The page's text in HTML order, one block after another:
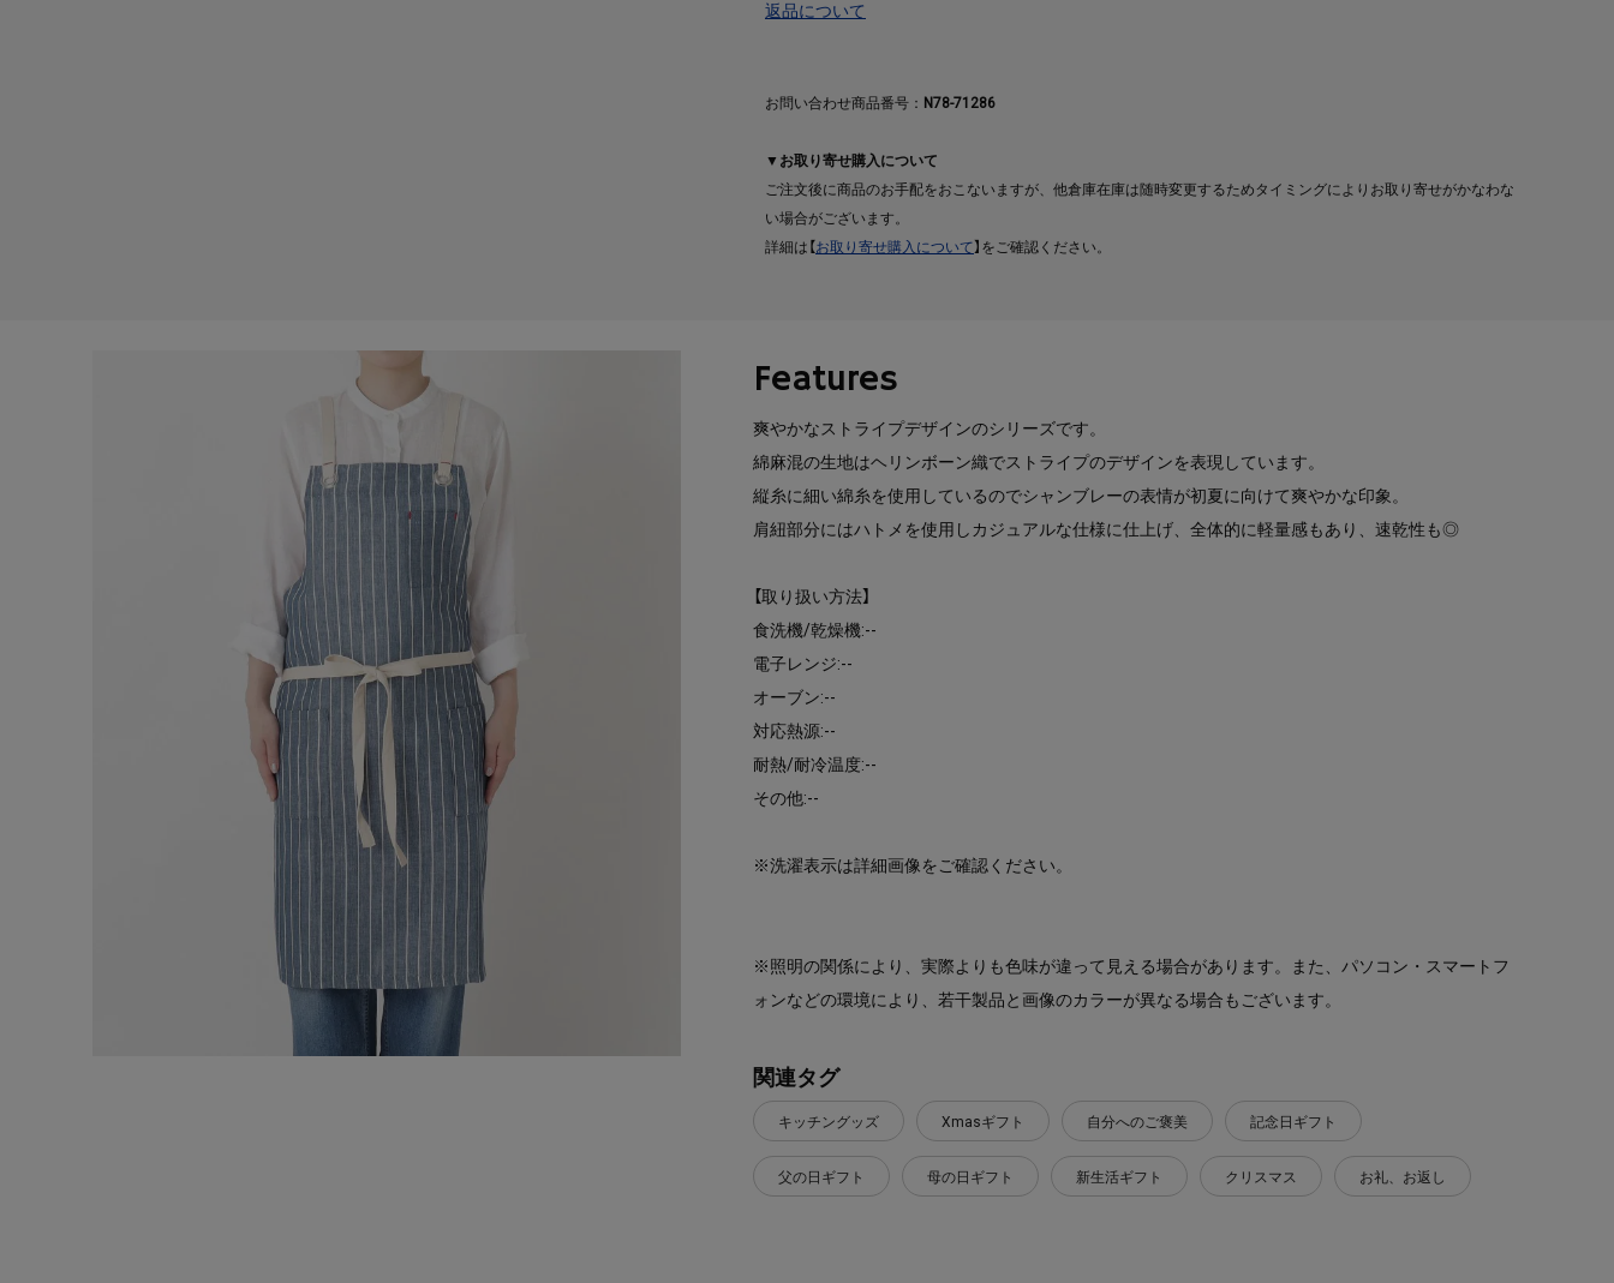
返品について
お問い合わせ商品番号： N78-71286
▼お取り寄せ購入について
ご注文後に商品のお手配をおこないますが、他倉庫在庫は随時変更するためタイミングによりお取り寄せがかなわな
い場合がございます。
詳細は【お取り寄せ購入について】をご確認ください。
Features
爽やかなストライプデザインのシリーズです。
綿麻混の生地はヘリンボーン織でストライプのデザインを表現しています。
縦糸に細い綿糸を使用しているのでシャンブレーの表情が初夏に向けて爽やかな印象。
肩紐部分にはハトメを使用しカジュアルな仕様に仕上げ、全体的に軽量感もあり、速乾性も◎
【取り扱い方法】
食洗機/乾燥機:--
電子レンジ:--
オーブン:--
対応熱源:--
耐熱/耐冷温度:--
その他:--
※洗濯表示は詳細画像をご確認ください。
※照明の関係により、実際よりも色味が違って見える場合があります。また、パソコン・スマートフ
ォンなどの環境により、若干製品と画像のカラーが異なる場合もございます。
関連タグ
キッチングッズ Xmasギフト 自分へのご褒美 記念日ギフト
父の日ギフト 母の日ギフト 新生活ギフト クリスマス お礼、お返し